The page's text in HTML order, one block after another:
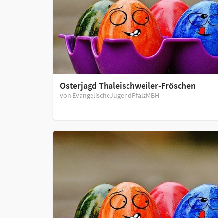
Osterjagd Thaleischweiler-Fröschen
von EvangelischeJugendPfalzMBH